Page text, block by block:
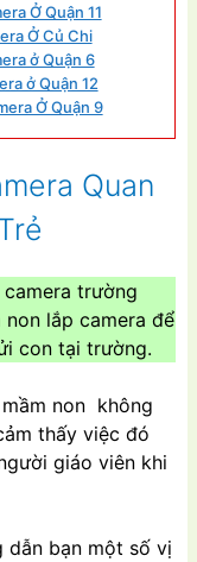
Ở Quận 11
Ở Củ Chi
ở Quận 6
ở Quận 12
Ở Quận 9
Quan
trường
lắp camera để
con tại trường.
non không
thấy việc đó
giáo viên khi
dẫn bạn một số vị